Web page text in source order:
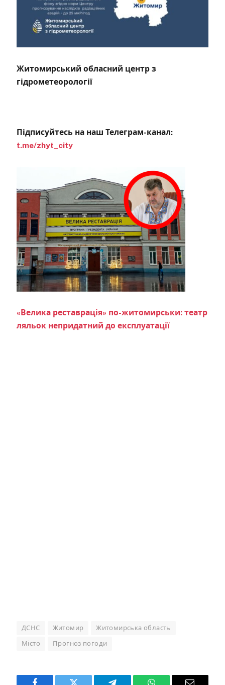
Житомирський обласний центр з
гідрометеорології
Підписуйтесь на наш Телеграм-канал:
t.me/zhyt_city
«Велика реставрація» по-житомирськи: театр
ляльок непридатний до експлуатації
ДСНС Житомир Житомирська область
Місто Прогноз погоди